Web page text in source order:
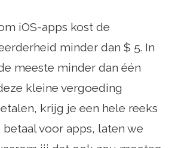
iOS-apps kost de
minder dan $ 5. In
meeste minder dan één
kleine vergoeding
krijg je een hele reeks
voor apps, laten we